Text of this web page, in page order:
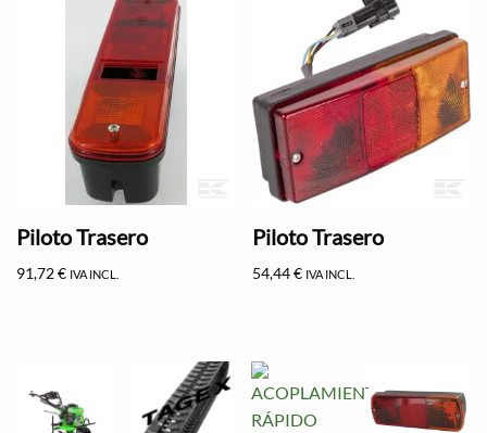
Piloto Trasero
91,72€ IVA INCL.
Piloto Trasero
54,44€ IVA INCL.